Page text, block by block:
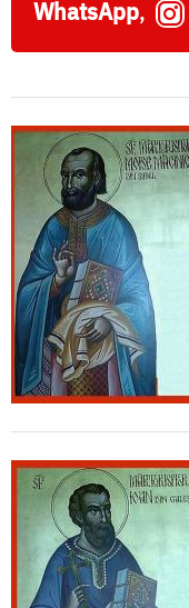
Măcinic
Sibiel
WhatsApp,